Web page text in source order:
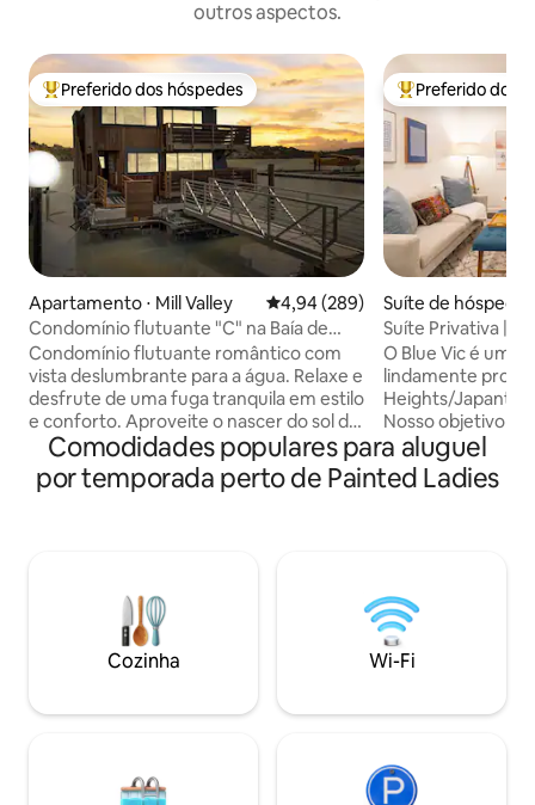
outros aspectos.
Entre os melhores preferidos dos hóspedes
Preferido dos hóspedes
Apartamento ⋅ Mill Valley 4,94 de uma avaliação média de
4,94 (289)
Condomínio flutuante "C" na Baía de
Richardson, em Sausalito
Condomínio flutuante romântico com
vista deslumbrante para a água. Relaxe e
desfrute de uma fuga tranquila em estilo
e conforto. Aproveite o nascer do sol da
sua cama King super confortável ou
relaxe no deck com pelicanos ocasionais
(ou mesmo um hidroavião) indo e vindo.
distância. Caminhada/ciclovia para
Sausalito e Mill Valley. Balsa/ônibus para
SF. Estacionamento gratuito Leia as
avaliações deste ou dos nossos outros 3
Entre os
Preferido dos
Suíte de hóspedes
ncisco
Suíte Privativa |
Japantown
O Blue Vic é uma
lindamente
Heights/
Nosso objetivo é
bem planejada e
em uma casa
2 quadras da
velocidade - Bar
armários grandes
caminhada
público excelente
Comodidades populares para aluguel
por temporada perto de Painted Ladies
Cozinha Wi-Fi